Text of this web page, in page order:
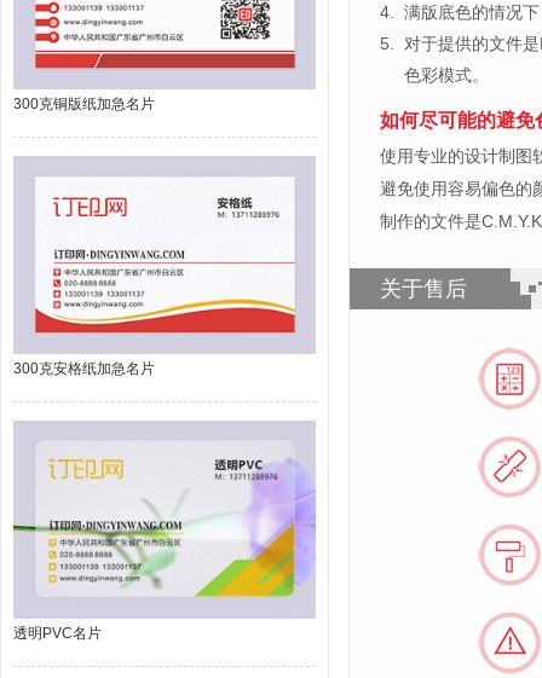
300克铜版纸加急名片
300克安格纸加急名片
透明PVC名片
4.
满版底色的情况
5.
对于提供的文件
色彩模式。
如何尽可能的避免
使用专业的设计制图
避免使用容易偏色的
制作的文件是
关于售后